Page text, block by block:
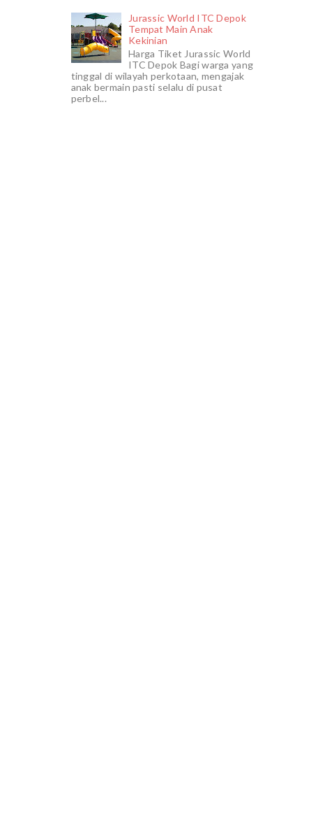
Jurassic World ITC Depok
Tempat Main Anak
Kekinian
Harga Tiket Jurassic World
ITC Depok Bagi warga yang
tinggal di wilayah perkotaan, mengajak
anak bermain pasti selalu di pusat
perbel...